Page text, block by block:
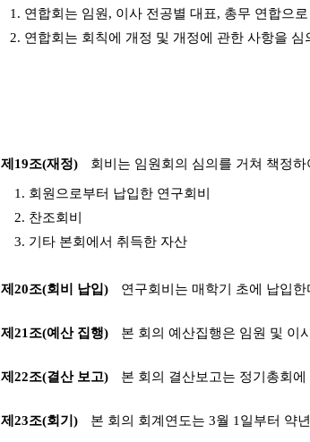
1. 연합회는 임원, 이사 전공별 대표, 총무 연합으
2. 연합회는 회칙에 개정 및 개정에 관한 사항을 심
제19조(재정) 회비는 임원회의 심의를 거쳐 책정
1. 회원으로부터 납입한 연구회비
2. 찬조회비
3. 기타 본회에서 취득한 자산
제20조(회비 납입) 연구회비는 매학기 초에 납입한
제21조(예산 집행) 본 회의 예산집행은 임원 및 이
제22조(결산 보고) 본 회의 결산보고는 정기총회
제23조(회기) 본 회의 회계연도는 3월 1일부터 약